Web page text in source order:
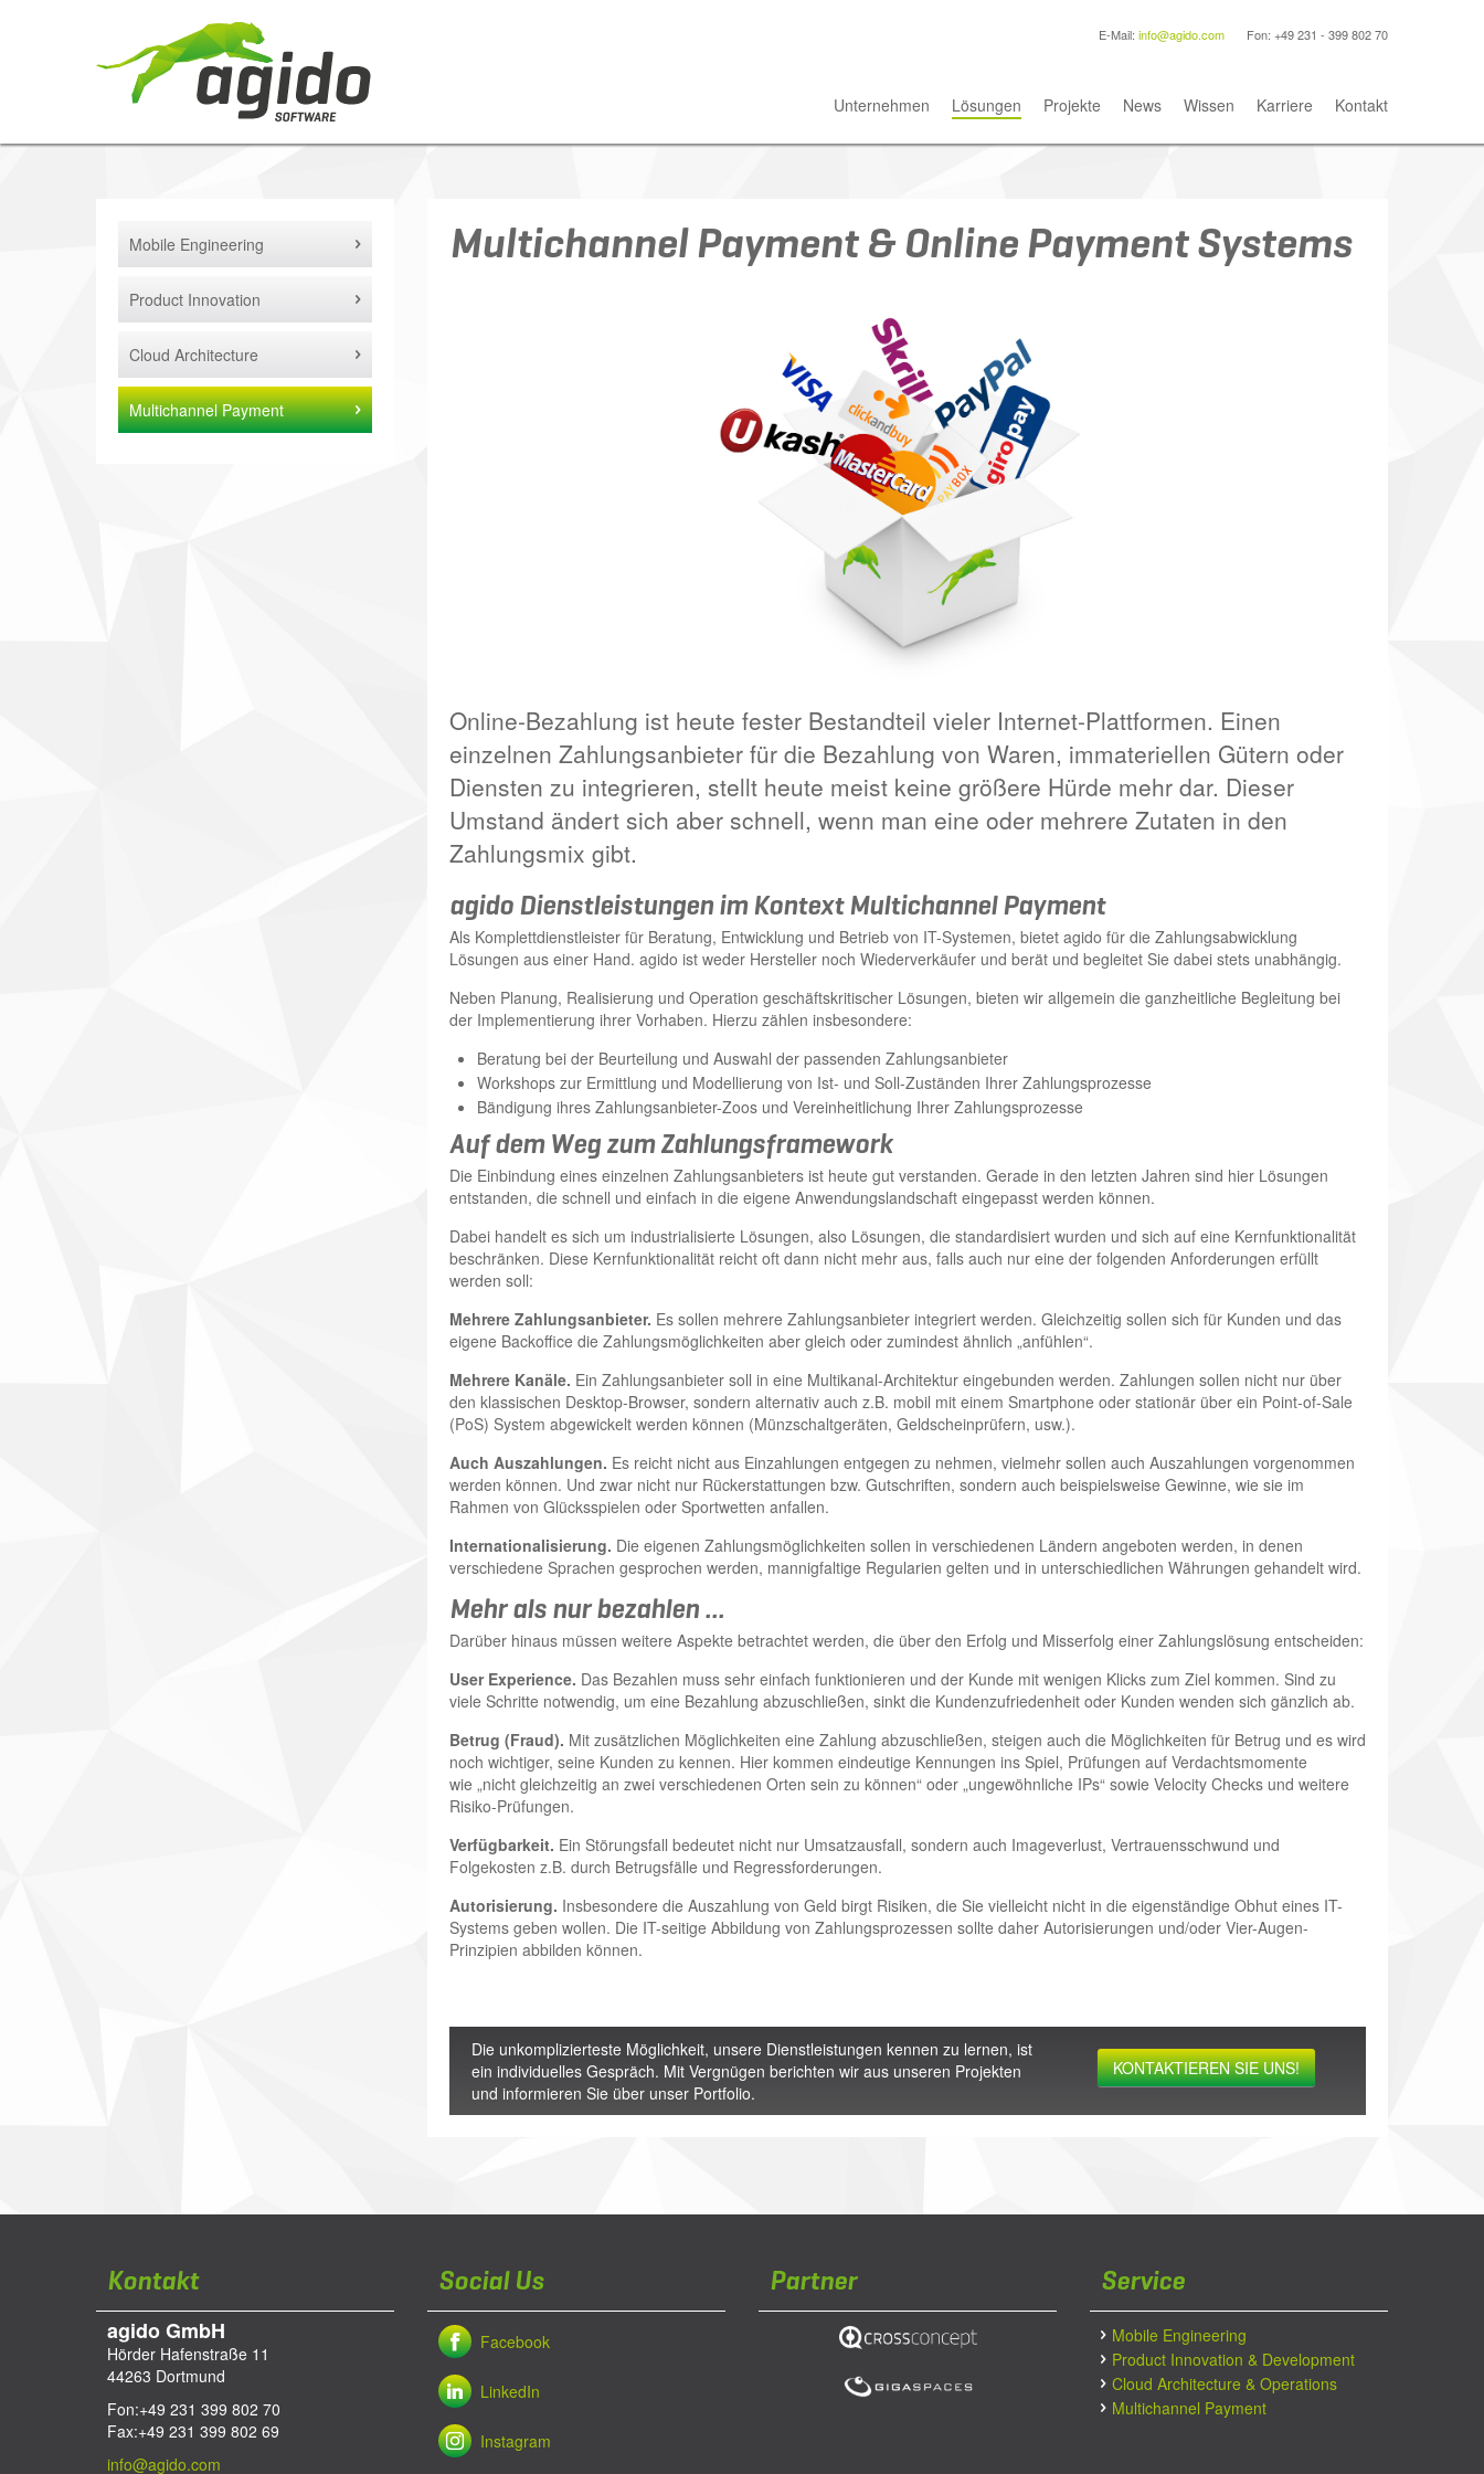
E-Mail: info@agido.com Fon: +49 231 - 399 802 70
Unternehmen Lösungen Projekte News Wissen Karriere Kontakt
Mobile Engineering
Product Innovation
Cloud Architecture
Multichannel Payment
Multichannel Payment & Online Payment Systems
Online-Bezahlung ist heute fester Bestandteil vieler Internet-Plattformen. Einen
einzelnen Zahlungsanbieter für die Bezahlung von Waren, immateriellen Gütern oder
Diensten zu integrieren, stellt heute meist keine größere Hürde mehr dar. Dieser
Umstand ändert sich aber schnell, wenn man eine oder mehrere Zutaten in den
Zahlungsmix gibt.
agido Dienstleistungen im Kontext Multichannel Payment
Als Komplettdienstleister für Beratung, Entwicklung und Betrieb von IT-Systemen, bietet agido für die Zahlungsabwicklung
Lösungen aus einer Hand. agido ist weder Hersteller noch Wiederverkäufer und berät und begleitet Sie dabei stets unabhängig.
Neben Planung, Realisierung und Operation geschäftskritischer Lösungen, bieten wir allgemein die ganzheitliche Begleitung bei
der Implementierung ihrer Vorhaben. Hierzu zählen insbesondere:
Beratung bei der Beurteilung und Auswahl der passenden Zahlungsanbieter
Workshops zur Ermittlung und Modellierung von Ist- und Soll-Zuständen Ihrer Zahlungsprozesse
Bändigung ihres Zahlungsanbieter-Zoos und Vereinheitlichung Ihrer Zahlungsprozesse
Auf dem Weg zum Zahlungsframework
Die Einbindung eines einzelnen Zahlungsanbieters ist heute gut verstanden. Gerade in den letzten Jahren sind hier Lösungen
entstanden, die schnell und einfach in die eigene Anwendungslandschaft eingepasst werden können.
Dabei handelt es sich um industrialisierte Lösungen, also Lösungen, die standardisiert wurden und sich auf eine Kernfunktionalität
beschränken. Diese Kernfunktionalität reicht oft dann nicht mehr aus, falls auch nur eine der folgenden Anforderungen erfüllt
werden soll:
Mehrere Zahlungsanbieter. Es sollen mehrere Zahlungsanbieter integriert werden. Gleichzeitig sollen sich für Kunden und das
eigene Backoffice die Zahlungsmöglichkeiten aber gleich oder zumindest ähnlich „anfühlen“.
Mehrere Kanäle. Ein Zahlungsanbieter soll in eine Multikanal-Architektur eingebunden werden. Zahlungen sollen nicht nur über
den klassischen Desktop-Browser, sondern alternativ auch z.B. mobil mit einem Smartphone oder stationär über ein Point-of-Sale
(PoS) System abgewickelt werden können (Münzschaltgeräten, Geldscheinprüfern, usw.).
Auch Auszahlungen. Es reicht nicht aus Einzahlungen entgegen zu nehmen, vielmehr sollen auch Auszahlungen vorgenommen
werden können. Und zwar nicht nur Rückerstattungen bzw. Gutschriften, sondern auch beispielsweise Gewinne, wie sie im
Rahmen von Glücksspielen oder Sportwetten anfallen.
Internationalisierung. Die eigenen Zahlungsmöglichkeiten sollen in verschiedenen Ländern angeboten werden, in denen
verschiedene Sprachen gesprochen werden, mannigfaltige Regularien gelten und in unterschiedlichen Währungen gehandelt wird.
Mehr als nur bezahlen ...
Darüber hinaus müssen weitere Aspekte betrachtet werden, die über den Erfolg und Misserfolg einer Zahlungslösung entscheiden:
User Experience. Das Bezahlen muss sehr einfach funktionieren und der Kunde mit wenigen Klicks zum Ziel kommen. Sind zu
viele Schritte notwendig, um eine Bezahlung abzuschließen, sinkt die Kundenzufriedenheit oder Kunden wenden sich gänzlich ab.
Betrug (Fraud). Mit zusätzlichen Möglichkeiten eine Zahlung abzuschließen, steigen auch die Möglichkeiten für Betrug und es wird
noch wichtiger, seine Kunden zu kennen. Hier kommen eindeutige Kennungen ins Spiel, Prüfungen auf Verdachtsmomente
wie „nicht gleichzeitig an zwei verschiedenen Orten sein zu können“ oder „ungewöhnliche IPs“ sowie Velocity Checks und weitere
Risiko-Prüfungen.
Verfügbarkeit. Ein Störungsfall bedeutet nicht nur Umsatzausfall, sondern auch Imageverlust, Vertrauensschwund und
Folgekosten z.B. durch Betrugsfälle und Regressforderungen.
Autorisierung. Insbesondere die Auszahlung von Geld birgt Risiken, die Sie vielleicht nicht in die eigenständige Obhut eines IT-
Systems geben wollen. Die IT-seitige Abbildung von Zahlungsprozessen sollte daher Autorisierungen und/oder Vier-Augen-
Prinzipien abbilden können.
Die unkomplizierteste Möglichkeit, unsere Dienstleistungen kennen zu lernen, ist
ein individuelles Gespräch. Mit Vergnügen berichten wir aus unseren Projekten
und informieren Sie über unser Portfolio.
KONTAKTIEREN SIE UNS!
Kontakt
agido GmbH
Hörder Hafenstraße 11
44263 Dortmund
Fon:+49 231 399 802 70
Fax:+49 231 399 802 69
info@agido.com
Social Us
Facebook
LinkedIn
Instagram
Partner Service
Mobile Engineering
Product Innovation & Development
Cloud Architecture & Operations
Multichannel Payment